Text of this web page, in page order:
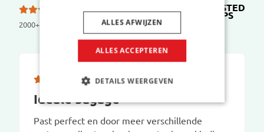
2000+ reviews
op
TRUSTED
SHOPS
Ideale bagage
Past perfect en door meer verschillende
ALLES ACCEPTEREN
ALLES AFWIJZEN
DETAILS WEERGEVEN